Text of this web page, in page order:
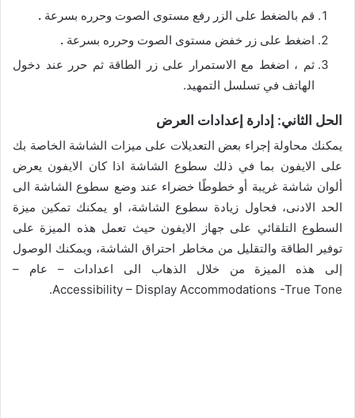
قم بالضغط على الزر رفع مستوى الصوت وحرره بسرعة .
اضغط على زر خفض مستوى الصوت وحرره بسرعة .
ثم ، اضغط مع الاستمرار على زر الطاقة ثم حرر عند دخول
الهاتف في تسلسل التمهيد.
الحل الثاني: إدارة إعدادات العرض
يمكنك محاولة إجراء بعض التعديلات على ميزات الشاشة الخاصة بك
على الايفون بما في ذلك سطوع الشاشة اذا كان الايفون يعرض
ألوان شاشة غريبة أو خطوطًا خضراء عند وضع سطوع الشاشة الى
الحد الادنى، فحاول زيادة سطوع الشاشة، او يمكنك تمكين ميزة
السطوع التلقائي على جهاز الايفون حيث تعمل هذه الميزة على
توفير الطاقة والتقليل من مخاطر احتراق الشاشة، ويمكنك الوصول
إلى هذه الميزة من خلال الذهاب الى اعدادات – عام –
Accessibility – Display Accommodations -True Tone.